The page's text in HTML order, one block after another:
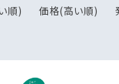
順) 価格(高い順)